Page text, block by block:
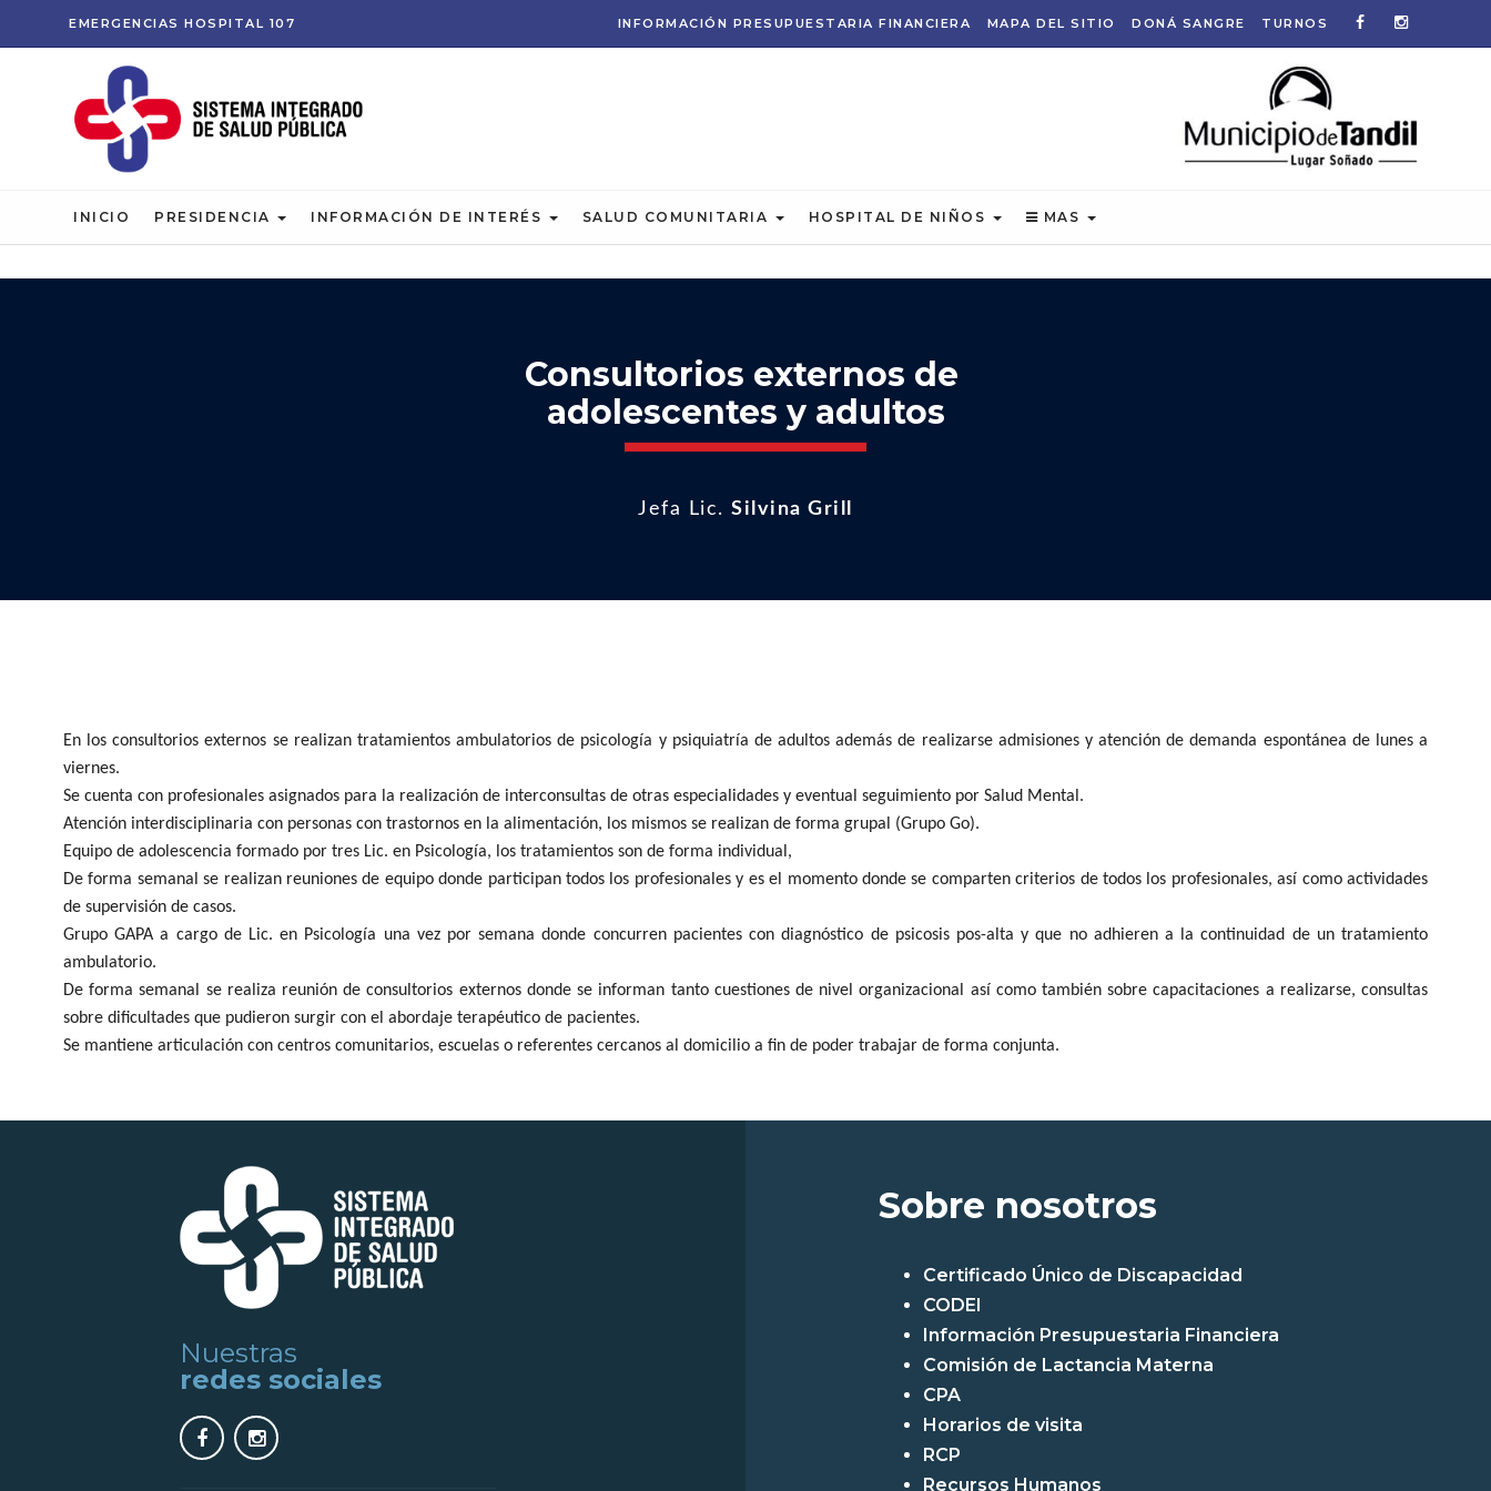
EMERGENCIAS HOSPITAL 107 INFORMACIÓN PRESUPUESTARIA FINANCIERA MAPA DEL SITIO DONÁ SANGRE TURNOS
INICIO PRESIDENCIA INFORMACIÓN DE INTERÉS SALUD COMUNITARIA HOSPITAL DE NIÑOS MAS
Consultorios externos de
adolescentes y adultos
Jefa Lic.Silvina Grill
En los consultorios externos se realizan tratamientos ambulatorios de psicología y psiquiatría de adultos además de realizarse admisiones y atención de demanda espontánea de lunes a
viernes.
Se cuenta con profesionales asignados para la realización de interconsultas de otras especialidades y eventual seguimiento por Salud Mental.
Atención interdisciplinaria con personas con trastornos en la alimentación, los mismos se realizan de forma grupal (Grupo Go).
Equipo de adolescencia formado por tres Lic. en Psicología, los tratamientos son de forma individual,
De forma semanal se realizan reuniones de equipo donde participan todos los profesionales y es el momento donde se comparten criterios de todos los profesionales, así como actividades
de supervisión de casos.
Grupo GAPA a cargo de Lic. en Psicología una vez por semana donde concurren pacientes con diagnóstico de psicosis pos-alta y que no adhieren a la continuidad de un tratamiento
ambulatorio.
De forma semanal se realiza reunión de consultorios externos donde se informan tanto cuestiones de nivel organizacional así como también sobre capacitaciones a realizarse, consultas
sobre dificultades que pudieron surgir con el abordaje terapéutico de pacientes.
Se mantiene articulación con centros comunitarios, escuelas o referentes cercanos al domicilio a fin de poder trabajar de forma conjunta.
Nuestras
redes sociales
Sobre nosotros
Certificado Único de Discapacidad
CODEI
Información Presupuestaria Financiera
Comisión de Lactancia Materna
CPA
Horarios de visita
RCP
Recursos Humanos